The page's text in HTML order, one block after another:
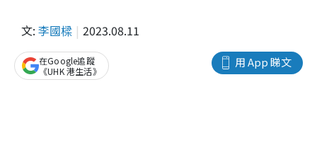
文: 李國樑 2023.08.11
用 App 睇文
在Google追蹤
《UHK 港生活》